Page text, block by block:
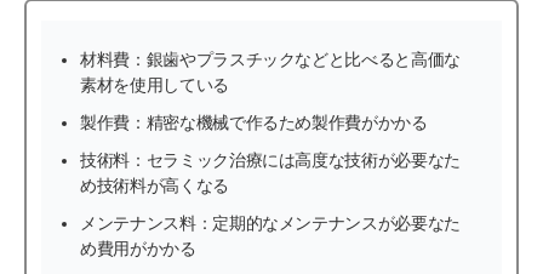
材料費：銀歯やプラスチックなどと比べると高価な
素材を使用している
製作費：精密な機械で作るため製作費がかかる
技術料：セラミック治療には高度な技術が必要なた
め技術料が高くなる
メンテナンス料：定期的なメンテナンスが必要なた
め費用がかかる